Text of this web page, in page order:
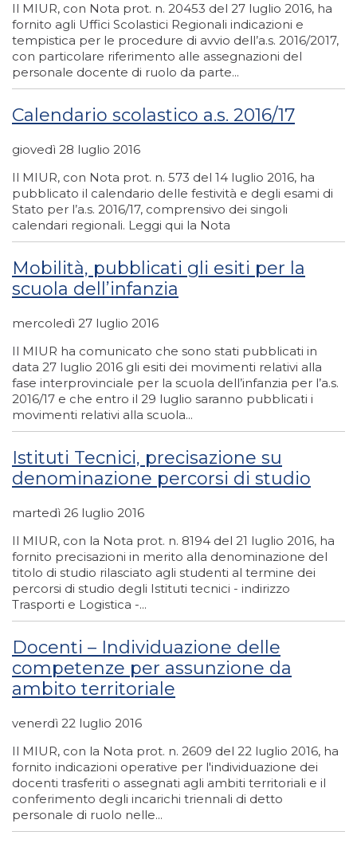
Il MIUR, con Nota prot. n. 20453 del 27 luglio 2016, ha
fornito agli Uffici Scolastici Regionali indicazioni e
tempistica per le procedure di avvio dell’a.s. 2016/2017,
con particolare riferimento alle assegnazioni del
personale docente di ruolo da parte...
Calendario scolastico a.s. 2016/17
giovedì 28 luglio 2016
Il MIUR, con Nota prot. n. 573 del 14 luglio 2016, ha
pubblicato il calendario delle festività e degli esami di
Stato per l’a.s. 2016/17, comprensivo dei singoli
calendari regionali. Leggi qui la Nota
Mobilità, pubblicati gli esiti per la
scuola dell’infanzia
mercoledì 27 luglio 2016
Il MIUR ha comunicato che sono stati pubblicati in
data 27 luglio 2016 gli esiti dei movimenti relativi alla
fase interprovinciale per la scuola dell’infanzia per l’a.s.
2016/17 e che entro il 29 luglio saranno pubblicati i
movimenti relativi alla scuola...
Istituti Tecnici, precisazione su
denominazione percorsi di studio
martedì 26 luglio 2016
Il MIUR, con la Nota prot. n. 8194 del 21 luglio 2016, ha
fornito precisazioni in merito alla denominazione del
titolo di studio rilasciato agli studenti al termine dei
percorsi di studio degli Istituti tecnici - indirizzo
Trasporti e Logistica -...
Docenti – Individuazione delle
competenze per assunzione da
ambito territoriale
venerdì 22 luglio 2016
Il MIUR, con la Nota prot. n. 2609 del 22 luglio 2016, ha
fornito indicazioni operative per l'individuazione dei
docenti trasferiti o assegnati agli ambiti territoriali e il
conferimento degli incarichi triennali di detto
personale di ruolo nelle...